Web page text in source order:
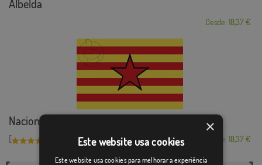
Albelda
Desde: 18,37 €
Nacionalismo aragonés
[ Desde: 18,37 €
×
Este website usa cookies
Este website usa cookies para melhorar a experiência